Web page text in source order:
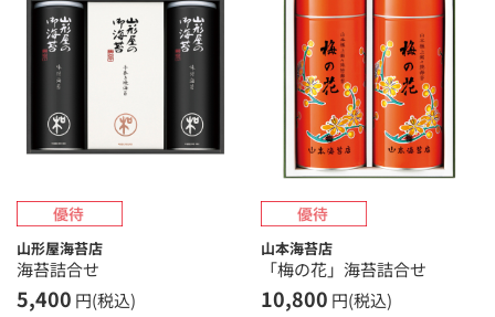
山形屋海苔店
海苔詰合せ
5,400 円(税込)
山本海苔店
「梅の花」海苔詰合せ
10,800 円(税込)